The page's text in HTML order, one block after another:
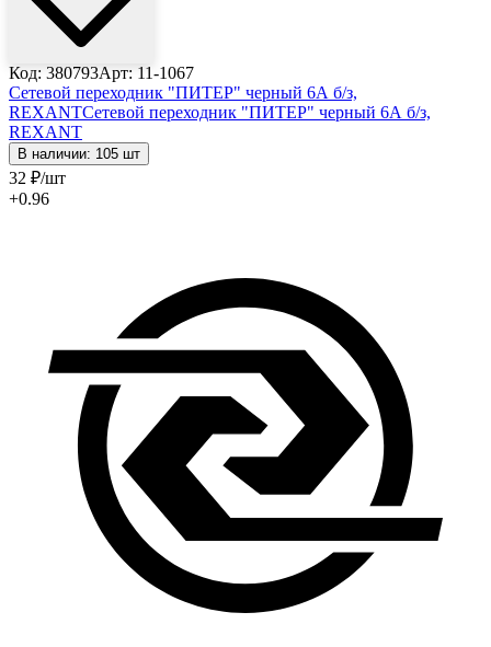
Код: 380793Арт: 11-1067
Сетевой переходник "ПИТЕР" черный 6А б/з,
REXANTСетевой переходник "ПИТЕР" черный 6А б/з,
REXANT
В наличии: 105 шт
32 ₽/шт
+0.96